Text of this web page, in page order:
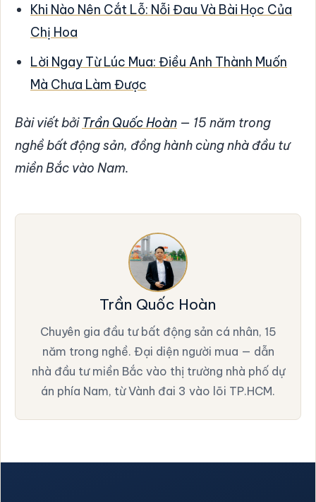
Khi Nào Nên Cắt Lỗ: Nỗi Đau Và Bài Học Của
Chị Hoa
Lời Ngay Từ Lúc Mua: Điều Anh Thành Muốn
Mà Chưa Làm Được
Bài viết bởi Trần Quốc Hoàn — 15 năm trong
nghề bất động sản, đồng hành cùng nhà đầu tư
miền Bắc vào Nam.
Trần Quốc Hoàn
Chuyên gia đầu tư bất động sản cá nhân, 15
năm trong nghề. Đại diện người mua — dẫn
nhà đầu tư miền Bắc vào thị trường nhà phố dự
án phía Nam, từ Vành đai 3 vào lõi TP.HCM.